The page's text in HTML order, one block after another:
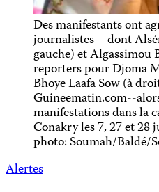
Des manifestants ont
journalistes – dont
gauche) et Algassimou
reporters pour Djoma
Bhoye Laafa Sow (à
Guineematin.com--
manifestations dans la
Conakry les 7, 27 et
photo: Soumah/Baldé/
Alertes